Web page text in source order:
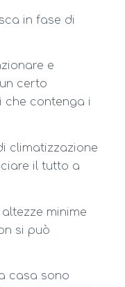
in fase di
e
certo
che contenga i
climatizzazione
il tutto a
minime
si può
casa sono